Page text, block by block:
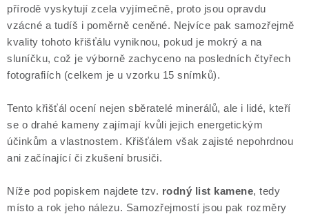
přírodě vyskytují zcela vyjímečně, proto jsou opravdu
vzácné a tudíš i poměrně ceněné. Nejvíce pak samozřejmě
kvality tohoto křišťálu vyniknou, pokud je mokrý a na
sluníčku, což je výborně zachyceno na posledních čtyřech
fotografiích (celkem je u vzorku 15 snímků).
Tento křišťál ocení nejen sběratelé minerálů, ale i lidé, kteří
se o drahé kameny zajímají kvůli jejich energetickým
účinkům a vlastnostem. Křišťálem však zajisté nepohrdnou
ani začínající či zkušení brusiči.
Níže pod popiskem najdete tzv. rodný list kamene, tedy
místo a rok jeho nálezu. Samozřejmostí jsou pak rozměry